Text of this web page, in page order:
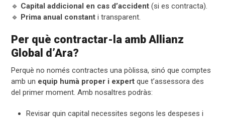
🔹 Capital addicional en cas d’accident (si es contracta).
🔹 Prima anual constant i transparent.
Per què contractar-la amb Allianz
Global d’Ara?
Perquè no només contractes una pòlissa, sinó que comptes
amb un equip humà proper i expert que t’assessora des
del primer moment. Amb nosaltres podràs:
Revisar quin capital necessites segons les despeses i